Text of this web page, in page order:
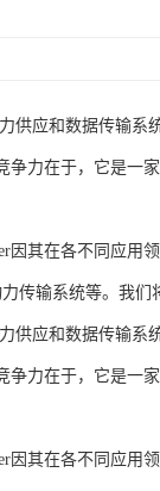
供应和数据传输系
力在于，它是一
其在各不同应用
传输系统等。我
供应和数据传输系
力在于，它是一
其在各不同应用